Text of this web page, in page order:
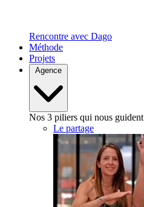
Rencontre avec Dago
Méthode
Projets
Agence
Nos 3 piliers qui nous guident
Le partage